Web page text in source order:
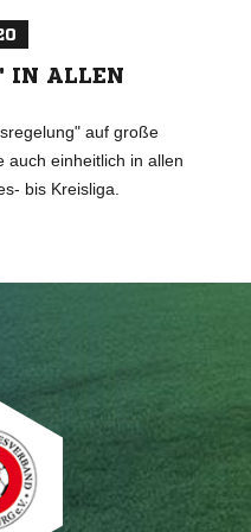
IN ALLEN
auf große
auch einheitlich in allen
bis Kreisliga.